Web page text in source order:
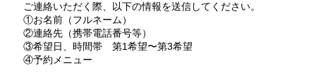
ご連絡いただく際、以下の情報を送信してください。
①お名前（フルネーム）
②連絡先（携帯電話番号等）
③希望日、時間帯 第1希望〜第3希望
④予約メニュー